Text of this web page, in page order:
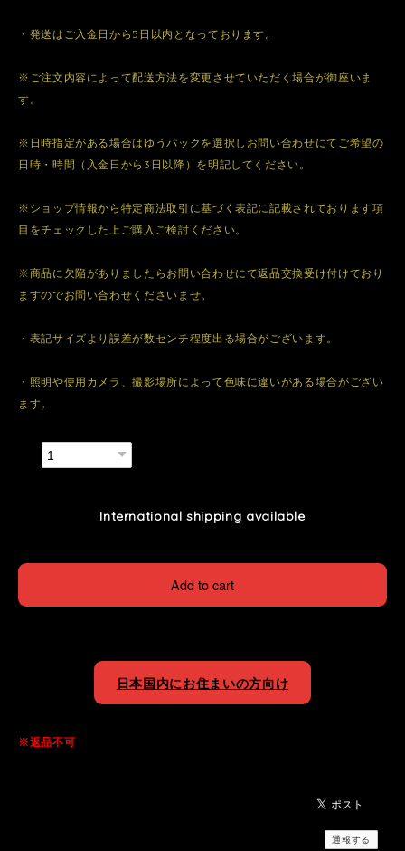
・発送はご入金日から5日以内となっております。
※ご注文内容によって配送方法を変更させていただく場合が御座いま
す。
※日時指定がある場合はゆうパックを選択しお問い合わせにてご希望の
日時・時間（入金日から3日以降）を明記してください。
※ショップ情報から特定商法取引に基づく表記に記載されております項
目をチェックした上ご購入ご検討ください。
※商品に欠陥がありましたらお問い合わせにて返品交換受け付けており
ますのでお問い合わせくださいませ。
・表記サイズより誤差が数センチ程度出る場合がございます。
・照明や使用カメラ、撮影場所によって色味に違いがある場合がござい
ます。
International shipping available
Add to cart
日本国内にお住まいの方向け
※返品不可
通報する